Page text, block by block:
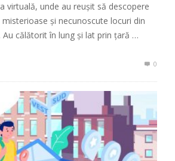
virtuală, unde au reușit să descopere
și necunoscute locuri din
Au călătorit în lung și lat prin țară …
0